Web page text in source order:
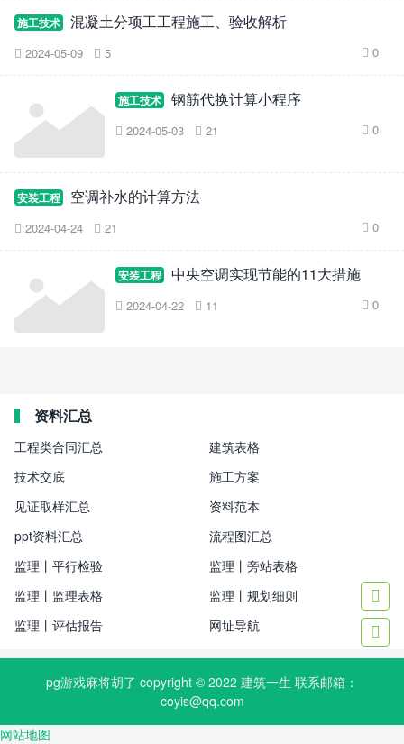
施工技术 混凝土分项工工程施工、验收解析
 2024-05-09  5  0
施工技术 钢筋代换计算小程序
 2024-05-03  21  0
安装工程 空调补水的计算方法
 2024-04-24  21  0
安装工程 中央空调实现节能的11大措施
 2024-04-22  11  0
资料汇总
工程类合同汇总
建筑表格
技术交底
施工方案
见证取样汇总
资料范本
ppt资料汇总
流程图汇总
监理丨平行检验
监理丨旁站表格
监理丨监理表格
监理丨规划细则
监理丨评估报告
网址导航


pg游戏麻将胡了 copyright © 2022 建筑一生 联系邮箱：
coyis@qq.com
网站地图